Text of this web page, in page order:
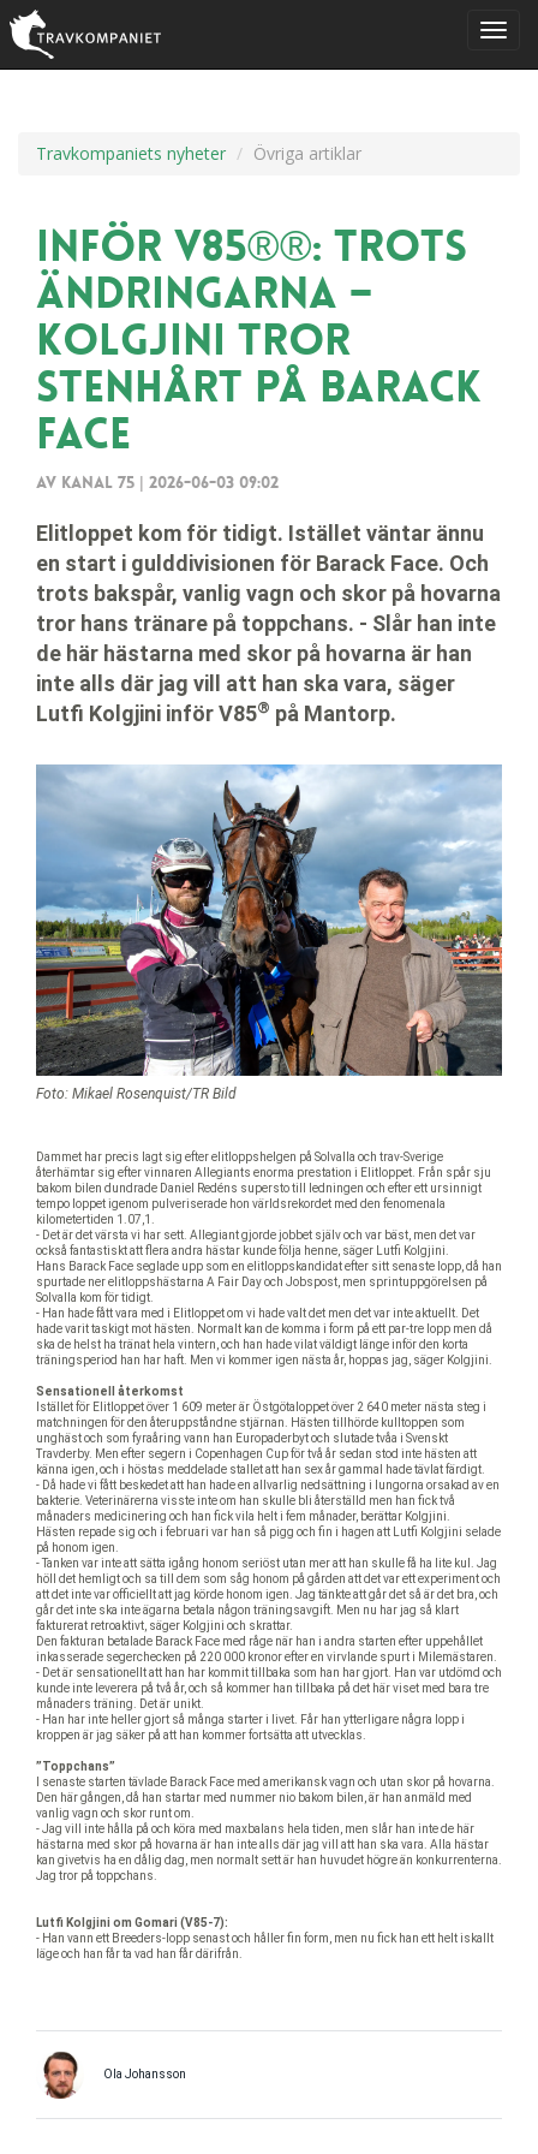
Travkompaniets nyheter Övriga artiklar
Inför V85®®: Trots
ändringarna –
Kolgjini tror
stenhårt på Barack
Face
Av Kanal 75 | 2026-06-03 09:02
Elitloppet kom för tidigt. Istället väntar ännu
en start i gulddivisionen för Barack Face. Och
trots bakspår, vanlig vagn och skor på hovarna
tror hans tränare på toppchans. - Slår han inte
de här hästarna med skor på hovarna är han
inte alls där jag vill att han ska vara, säger
Lutfi Kolgjini inför V85®
® på Mantorp.
Foto: Mikael Rosenquist/TR Bild
Dammet har precis lagt sig efter elitloppshelgen på Solvalla och trav-Sverige
återhämtar sig efter vinnaren Allegiants enorma prestation i Elitloppet. Från spår sju
bakom bilen dundrade Daniel Redéns supersto till ledningen och efter ett ursinnigt
tempo loppet igenom pulveriserade hon världsrekordet med den fenomenala
kilometertiden 1.07,1.
- Det är det värsta vi har sett. Allegiant gjorde jobbet själv och var bäst, men det var
också fantastiskt att flera andra hästar kunde följa henne, säger Lutfi Kolgjini.
Hans Barack Face seglade upp som en elitloppskandidat efter sitt senaste lopp, då han
spurtade ner elitloppshästarna A Fair Day och Jobspost, men sprintuppgörelsen på
Solvalla kom för tidigt.
- Han hade fått vara med i Elitloppet om vi hade valt det men det var inte aktuellt. Det
hade varit taskigt mot hästen. Normalt kan de komma i form på ett par-tre lopp men då
ska de helst ha tränat hela vintern, och han hade vilat väldigt länge inför den korta
träningsperiod han har haft. Men vi kommer igen nästa år, hoppas jag, säger Kolgjini.
Sensationell återkomst
Istället för Elitloppet över 1 609 meter är Östgötaloppet över 2 640 meter nästa steg i
matchningen för den återuppståndne stjärnan. Hästen tillhörde kulltoppen som
unghäst och som fyraåring vann han Europaderbyt och slutade tvåa i Svenskt
Travderby. Men efter segern i Copenhagen Cup för två år sedan stod inte hästen att
känna igen, och i höstas meddelade stallet att han sex år gammal hade tävlat färdigt.
- Då hade vi fått beskedet att han hade en allvarlig nedsättning i lungorna orsakad av en
bakterie. Veterinärerna visste inte om han skulle bli återställd men han fick två
månaders medicinering och han fick vila helt i fem månader, berättar Kolgjini.
Hästen repade sig och i februari var han så pigg och fin i hagen att Lutfi Kolgjini selade
på honom igen.
- Tanken var inte att sätta igång honom seriöst utan mer att han skulle få ha lite kul. Jag
höll det hemligt och sa till dem som såg honom på gården att det var ett experiment och
att det inte var officiellt att jag körde honom igen. Jag tänkte att går det så är det bra, och
går det inte ska inte ägarna betala någon träningsavgift. Men nu har jag så klart
fakturerat retroaktivt, säger Kolgjini och skrattar.
Den fakturan betalade Barack Face med råge när han i andra starten efter uppehållet
inkasserade segerchecken på 220 000 kronor efter en virvlande spurt i Milemästaren.
- Det är sensationellt att han har kommit tillbaka som han har gjort. Han var utdömd och
kunde inte leverera på två år, och så kommer han tillbaka på det här viset med bara tre
månaders träning. Det är unikt.
- Han har inte heller gjort så många starter i livet. Får han ytterligare några lopp i
kroppen är jag säker på att han kommer fortsätta att utvecklas.
”Toppchans”
I senaste starten tävlade Barack Face med amerikansk vagn och utan skor på hovarna.
Den här gången, då han startar med nummer nio bakom bilen, är han anmäld med
vanlig vagn och skor runt om.
- Jag vill inte hålla på och köra med maxbalans hela tiden, men slår han inte de här
hästarna med skor på hovarna är han inte alls där jag vill att han ska vara. Alla hästar
kan givetvis ha en dålig dag, men normalt sett är han huvudet högre än konkurrenterna.
Jag tror på toppchans.
Lutfi Kolgjini om Gomari (V85-7):
- Han vann ett Breeders-lopp senast och håller fin form, men nu fick han ett helt iskallt
läge och han får ta vad han får därifrån.
Ola Johansson